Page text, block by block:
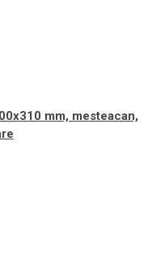
mm, mesteacan,